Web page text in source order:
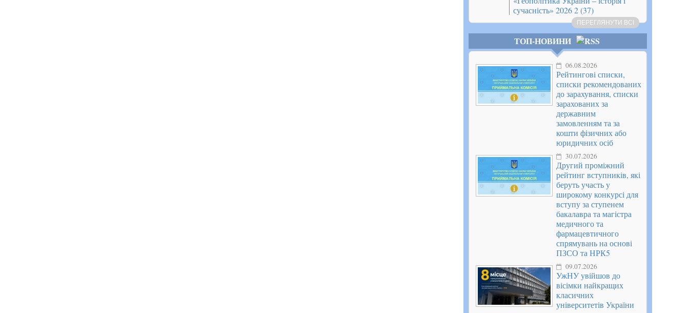
сучасність» 2026 2 (37)
ПЕРЕГЛЯНУТИ ВСІ
ТОП-НОВИНИ
06.08.2026
Рейтингові списки,
списки рекомендованих
до зарахування, списки
зарахованих за
державним
замовленням та за
кошти фізичних або
юридичних осіб
30.07.2026
Другий проміжний
рейтинг вступників, які
беруть участь у
широкому конкурсі для
вступу за ступенем
бакалавра та магістра
медичного та
фармацевтичного
спрямувань на основі
ПЗСО та НРК5
09.07.2026
УжНУ увійшов до
вісімки найкращих
класичних
університетів України